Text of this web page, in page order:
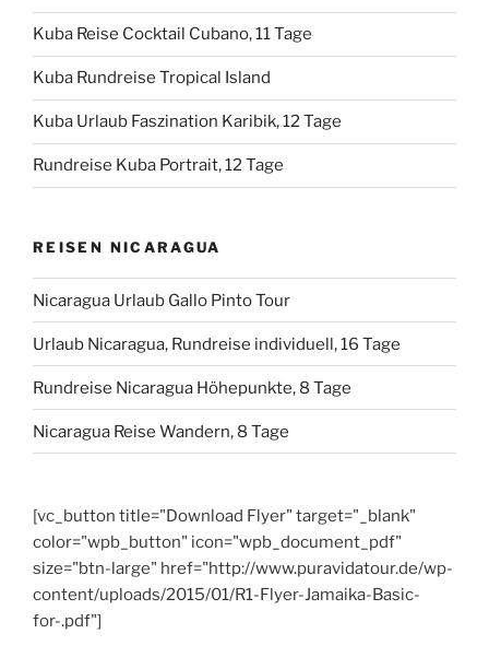
Kuba Reise Cocktail Cubano, 11 Tage
Kuba Rundreise Tropical Island
Kuba Urlaub Faszination Karibik, 12 Tage
Rundreise Kuba Portrait, 12 Tage
REISEN NICARAGUA
Nicaragua Urlaub Gallo Pinto Tour
Urlaub Nicaragua, Rundreise individuell, 16 Tage
Rundreise Nicaragua Höhepunkte, 8 Tage
Nicaragua Reise Wandern, 8 Tage
[vc_button title="Download Flyer" target="_blank"
color="wpb_button" icon="wpb_document_pdf"
size="btn-large" href="http://www.puravidatour.de/wp-
content/uploads/2015/01/R1-Flyer-Jamaika-Basic-
for-.pdf"]